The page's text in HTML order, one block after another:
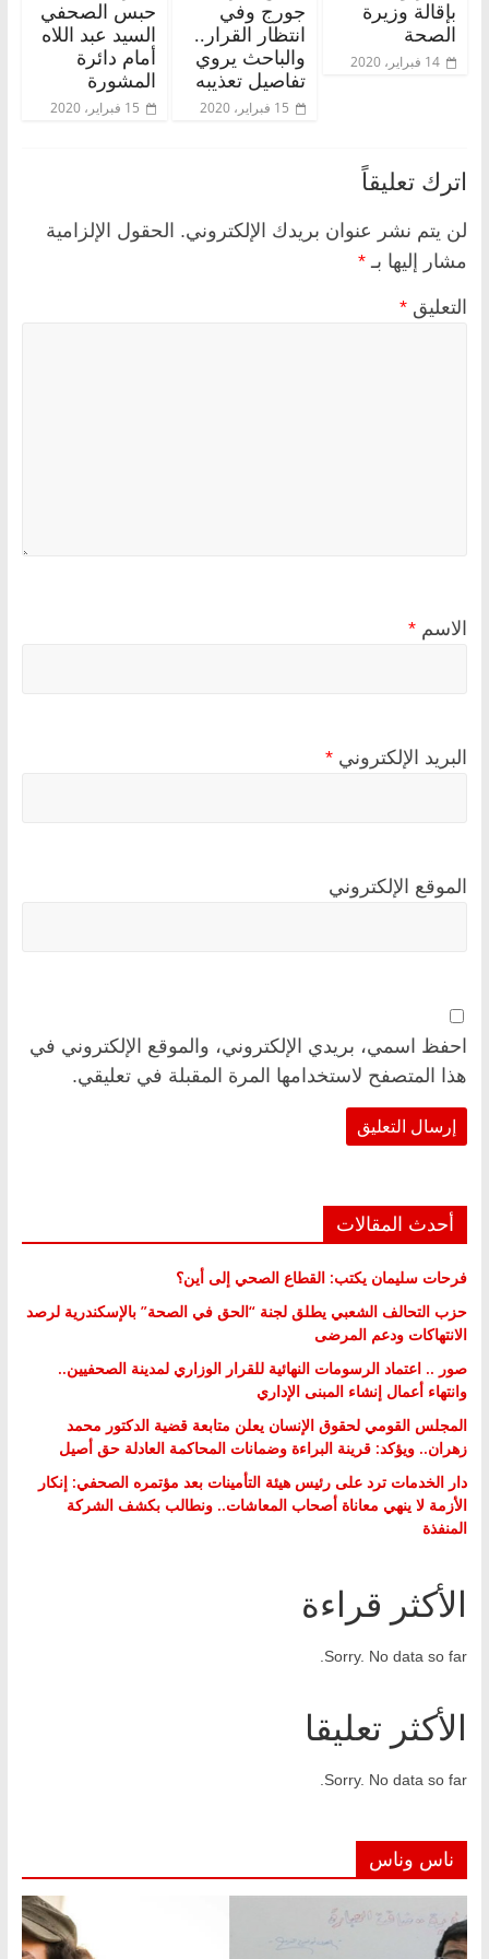
بإقالة وزيرة
الصحة
14 فبراير، 2020
جورج وفي
انتظار القرار..
والباحث يروي
تفاصيل تعذيبه
15 فبراير، 2020
حبس الصحفي
السيد عبد اللاه
أمام دائرة
المشورة
15 فبراير، 2020
اترك تعليقاً
لن يتم نشر عنوان بريدك الإلكتروني. الحقول الإلزامية
مشار إليها بـ *
التعليق *
الاسم *
البريد الإلكتروني *
الموقع الإلكتروني
احفظ اسمي، بريدي الإلكتروني، والموقع الإلكتروني في
هذا المتصفح لاستخدامها المرة المقبلة في تعليقي.
أحدث المقالات
فرحات سليمان يكتب: القطاع الصحي إلى أين؟
حزب التحالف الشعبي يطلق لجنة “الحق في الصحة” بالإسكندرية لرصد
الانتهاكات ودعم المرضى
صور .. اعتماد الرسومات النهائية للقرار الوزاري لمدينة الصحفيين..
وانتهاء أعمال إنشاء المبنى الإداري
المجلس القومي لحقوق الإنسان يعلن متابعة قضية الدكتور محمد
زهران.. ويؤكد: قرينة البراءة وضمانات المحاكمة العادلة حق أصيل
دار الخدمات ترد على رئيس هيئة التأمينات بعد مؤتمره الصحفي: إنكار
الأزمة لا ينهي معاناة أصحاب المعاشات.. ونطالب بكشف الشركة
المنفذة
الأكثر قراءة
Sorry. No data so far.
الأكثر تعليقا
Sorry. No data so far.
ناس وناس